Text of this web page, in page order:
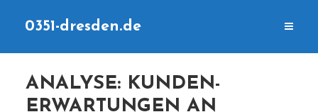
0351-dresden.de
ANALYSE: KUNDEN-
ERWARTUNGEN AN